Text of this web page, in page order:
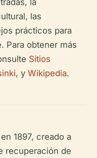
la
las
prácticos para
Para obtener más
Sitios
, y Wikipedia.
1897, creado a
recuperación de